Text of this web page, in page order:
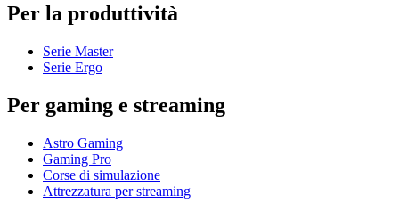
Per la produttività
Serie Master
Serie Ergo
Per gaming e streaming
Astro Gaming
Gaming Pro
Corse di simulazione
Attrezzatura per streaming